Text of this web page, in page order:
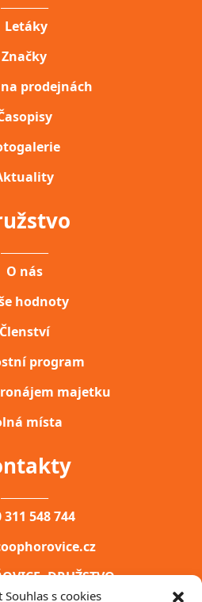
Souhlas s cookies
Letáky
Značky
prodejnách
O nás
hodnoty
Členství
program
majetku
místa
311 548 744
DRUŽSTVO